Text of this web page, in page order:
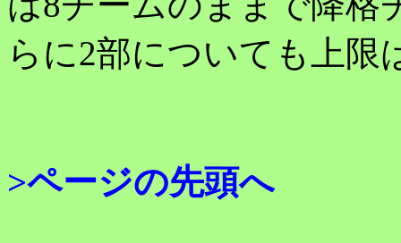
らに2部についても上限
>ページの先頭へ